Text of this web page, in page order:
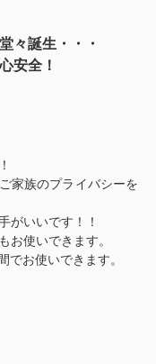
々誕生・・・
安全！
家族のプライバシーを
がいいです！！
お使いできます。
でお使いできます。